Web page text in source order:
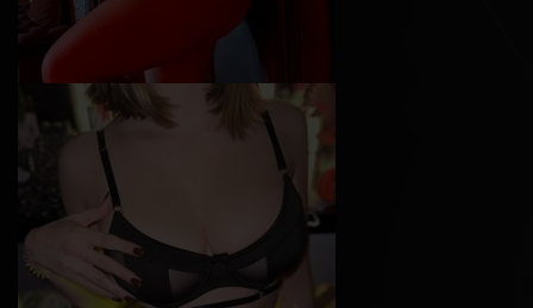
Возраст
25
Рост
170 см
Вес
62 кг
2-й